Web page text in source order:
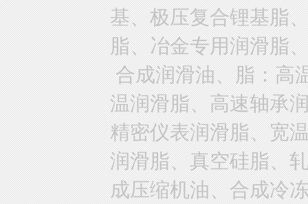
基、极压复合锂基脂
脂、冶金专用润滑脂
合成润滑油、脂：高
温润滑脂、高速轴承
精密仪表润滑脂、宽
润滑脂、真空硅脂、
成压缩机油、合成冷